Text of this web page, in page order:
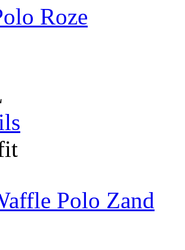
Roze
Polo Zand